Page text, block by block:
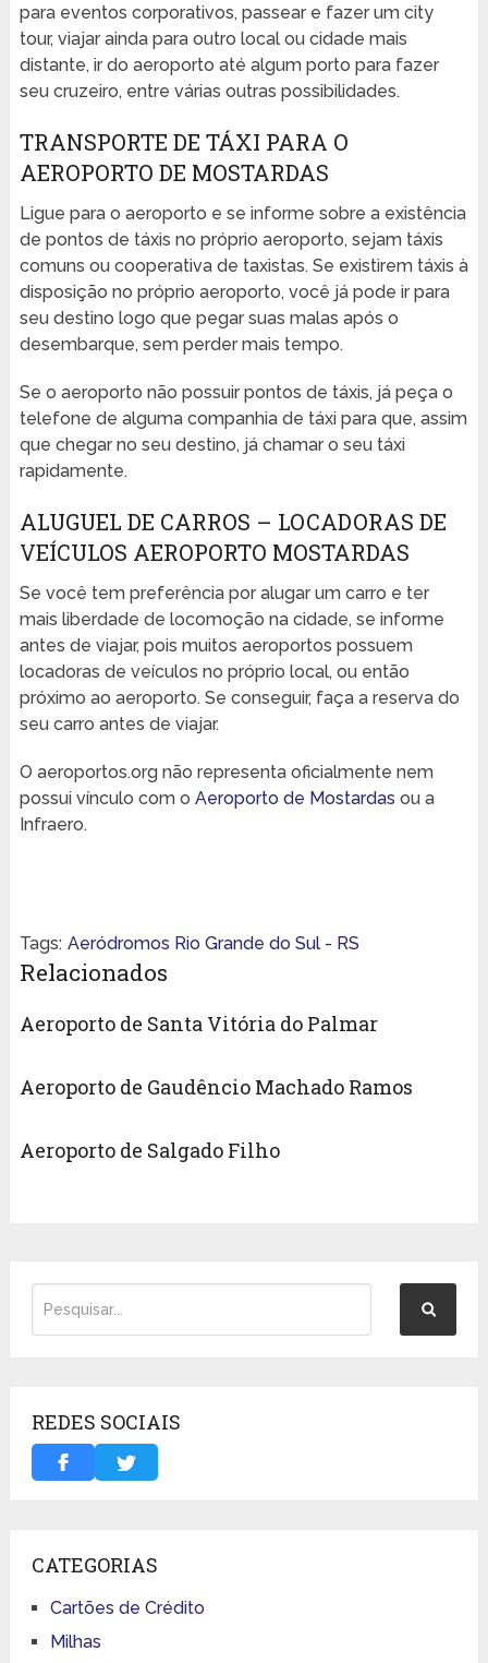
para eventos corporativos, passear e fazer um city
tour, viajar ainda para outro local ou cidade mais
distante, ir do aeroporto até algum porto para fazer
seu cruzeiro, entre várias outras possibilidades.
TRANSPORTE DE TÁXI PARA O
AEROPORTO DE MOSTARDAS
Ligue para o aeroporto e se informe sobre a existência
de pontos de táxis no próprio aeroporto, sejam táxis
comuns ou cooperativa de taxistas. Se existirem táxis à
disposição no próprio aeroporto, você já pode ir para
seu destino logo que pegar suas malas após o
desembarque, sem perder mais tempo.
Se o aeroporto não possuir pontos de táxis, já peça o
telefone de alguma companhia de táxi para que, assim
que chegar no seu destino, já chamar o seu táxi
rapidamente.
ALUGUEL DE CARROS – LOCADORAS DE
VEÍCULOS AEROPORTO MOSTARDAS
Se você tem preferência por alugar um carro e ter
mais liberdade de locomoção na cidade, se informe
antes de viajar, pois muitos aeroportos possuem
locadoras de veículos no próprio local, ou então
próximo ao aeroporto. Se conseguir, faça a reserva do
seu carro antes de viajar.
O aeroportos.org não representa oficialmente nem
possui vínculo com o Aeroporto de Mostardas ou a
Infraero.
Tags: Aeródromos Rio Grande do Sul - RS
Relacionados
Aeroporto de Santa Vitória do Palmar
Aeroporto de Gaudêncio Machado Ramos
Aeroporto de Salgado Filho
REDES SOCIAIS
CATEGORIAS
Cartões de Crédito
Milhas